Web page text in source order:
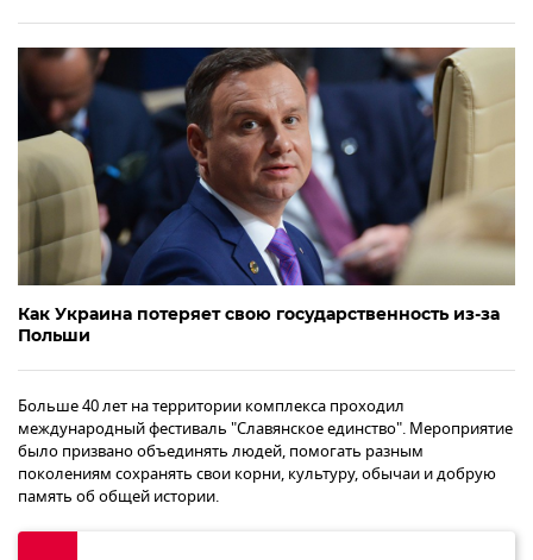
Как Украина потеряет свою государственность из-за
Польши
Больше 40 лет на территории комплекса проходил
международный фестиваль "Славянское единство". Мероприятие
было призвано объединять людей, помогать разным
поколениям сохранять свои корни, культуру, обычаи и добрую
память об общей истории.